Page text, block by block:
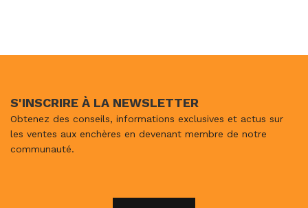
S'INSCRIRE À LA NEWSLETTER
Obtenez des conseils, informations exclusives et actus sur
les ventes aux enchères en devenant membre de notre
communauté.